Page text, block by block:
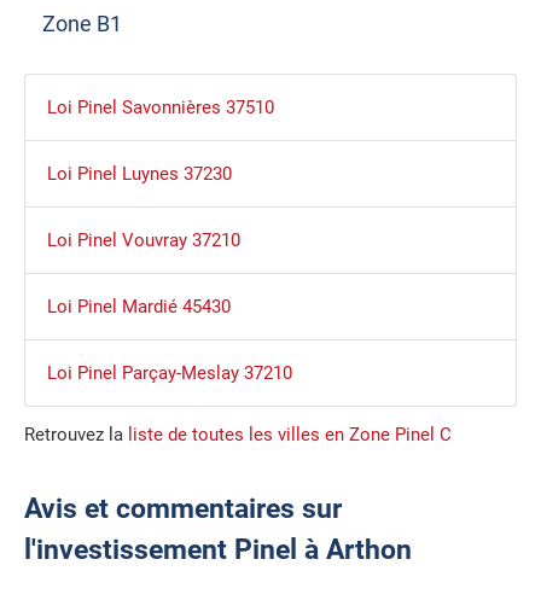
Zone B1
Loi Pinel Savonnières 37510
Loi Pinel Luynes 37230
Loi Pinel Vouvray 37210
Loi Pinel Mardié 45430
Loi Pinel Parçay-Meslay 37210
Retrouvez la liste de toutes les villes en Zone Pinel C
Avis et commentaires sur
l'investissement Pinel à Arthon